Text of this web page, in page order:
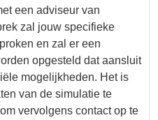
een adviseur van
zal jouw specifieke
en zal er een
opgesteld dat aansluit
mogelijkheden. Het is
van de simulatie te
vervolgens contact op te